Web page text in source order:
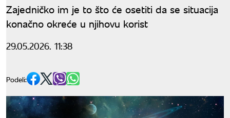
Zajedničko im je to što će osetiti da se situacija
konačno okreće u njihovu korist
29.05.2026. 11:38
Podeli: